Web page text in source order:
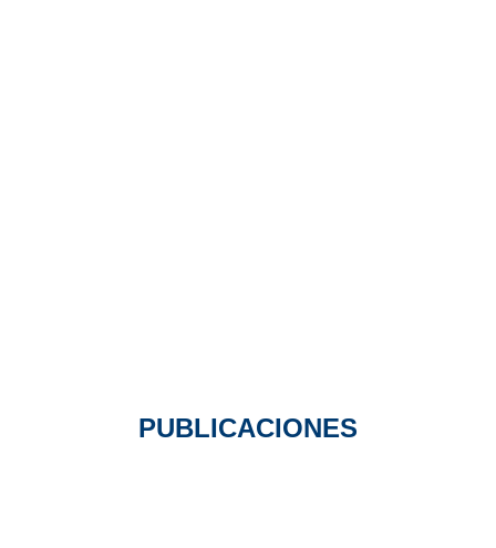
PUBLICACIONES